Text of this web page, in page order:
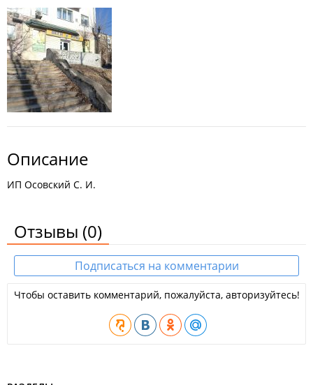
Описание
ИП Осовский С. И.
Отзывы (0)
Подписаться на комментарии
Чтобы оставить комментарий, пожалуйста, авторизуйтесь!